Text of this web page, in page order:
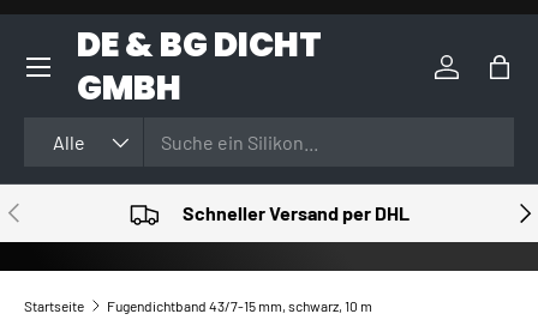
DIREKT ZUM INHALT
DE & BG DICHT
GMBH
Alle
Einloggen
VORHERIGE Schneller Versand per DHL
Startseite Fugendichtband 43/7-15 mm, schwarz, 10 m